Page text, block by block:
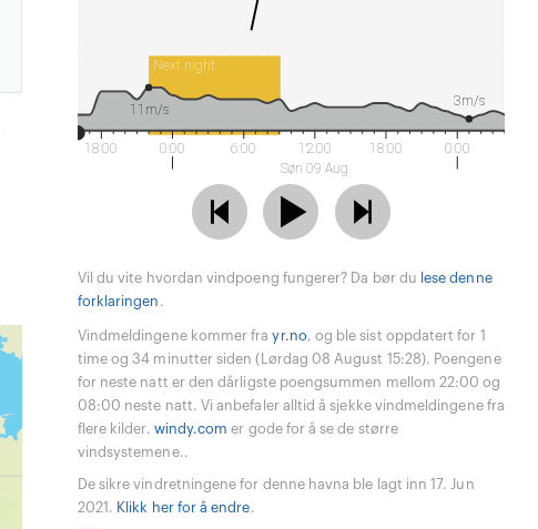
Next night
18:00 0:00 6:00
12:00
Søn 09 Aug
18:00 0:00
11m/s
3m/s
Vil du vite hvordan vindpoeng fungerer? Da bør du lese denne
forklaringen .
Vindmeldingene kommer frayr.no, og ble sist oppdatert for 1
time og 34 minutter siden (Lørdag 08 August 15:28). Poengene
for neste natt er den dårligste poengsummen mellom 22:00 og
08:00 neste natt. Vi anbefaler alltid å sjekke vindmeldingene fra
flere kilder. windy.com er gode for å se de større
vindsystemene..
De sikre vindretningene for denne havna ble lagt inn 17. Jun
2021. Klikk her for å endre.